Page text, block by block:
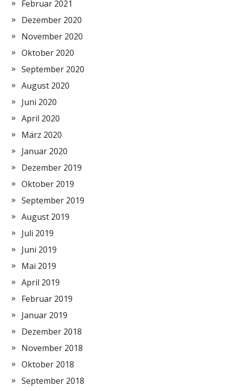
Februar 2021
Dezember 2020
November 2020
Oktober 2020
September 2020
August 2020
Juni 2020
April 2020
März 2020
Januar 2020
Dezember 2019
Oktober 2019
September 2019
August 2019
Juli 2019
Juni 2019
Mai 2019
April 2019
Februar 2019
Januar 2019
Dezember 2018
November 2018
Oktober 2018
September 2018